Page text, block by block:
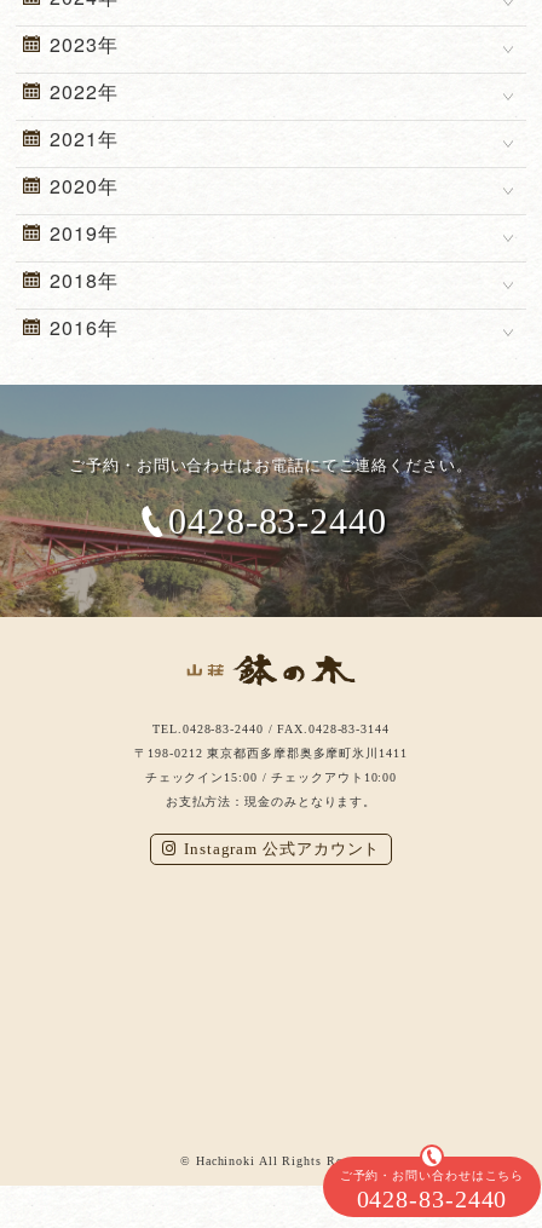
2023年
2022年
2021年
2020年
2019年
2018年
2016年
ご予約・お問い合わせはお電話にてご連絡ください。
0428-83-2440
TEL.0428-83-2440 / FAX.0428-83-3144
〒198-0212 東京都西多摩郡奥多摩町氷川1411
チェックイン15:00 / チェックアウト10:00
お支払方法：現金のみとなります。
Instagram 公式アカウント
© Hachinoki All Rights Reserved.
ご予約・お問い合わせはこちら
0428-83-2440